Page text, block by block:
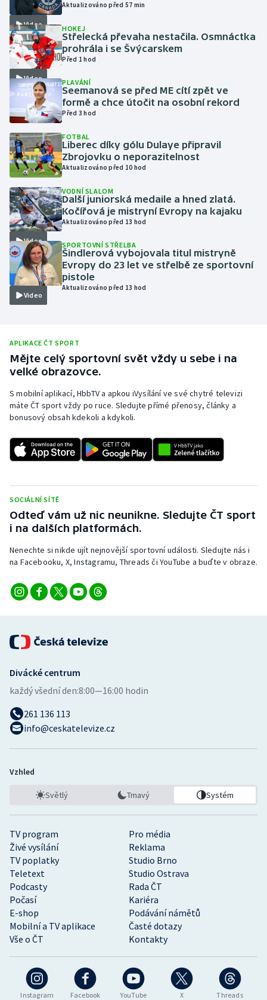
Jezdectví
Judo
Krasobruslení
Lezení
Moderní pětiboj
Motorsport
Olympijské hry
Parasport
Plavání
Plážový volejbal
Rychlobruslení
Rychlostní kanoistika
Short track
Sportovní střelba
Triatlon
Veslování
Vodní slalom
Volejbal
Ostatní
Video
Aktualizováno před 57 min
Video
HOKEJ
Střelecká převaha nestačila. Osmnáctka
prohrála i se Švýcarskem
Před 1 hod
PLAVÁNÍ
Seemanová se před ME cítí zpět ve
formě a chce útočit na osobní rekord
Před 3 hod
FOTBAL
Liberec díky gólu Dulaye připravil
Zbrojovku o neporazitelnost
Aktualizováno před 10 hod
Video
VODNÍ SLALOM
Další juniorská medaile a hned zlatá.
Kočířová je mistryní Evropy na kajaku
Aktualizováno před 13 hod
Video
SPORTOVNÍ STŘELBA
Šindlerová vybojovala titul mistryně
Evropy do 23 let ve střelbě ze sportovní
pistole
Aktualizováno před 13 hod
APLIKACE ČT SPORT
Mějte celý sportovní svět vždy u sebe i na
velké obrazovce.
S mobilní aplikací, HbbTV a apkou iVysílání ve své chytré televizi
máte ČT sport vždy po ruce. Sledujte přímé přenosy, články a
bonusový obsah kdekoli a kdykoli.
SOCIÁLNÍ SÍTĚ
Odteď vám už nic neunikne. Sledujte ČT sport
i na dalších platformách.
Nenechte si nikde ujít nejnovější sportovní události. Sledujte nás i
na Facebooku, X, Instagramu, Threads či YouTube a buďte v obraze.
Instagram Facebook YouTube X Threads
TV program
Pro média
Živé vysílání
Reklama
TV poplatky
Studio Brno
Teletext
Studio Ostrava
Podcasty
Rada ČT
Počasí
Kariéra
E-shop
Podávání námětů
Mobilní a TV aplikace
Časté dotazy
Vše o ČT
Kontakty
Divácké centrum
každý všední den:8:00—16:00 hodin
261 136 113
info@ceskatelevize.cz
Vzhled
Světlý Tmavý Systém